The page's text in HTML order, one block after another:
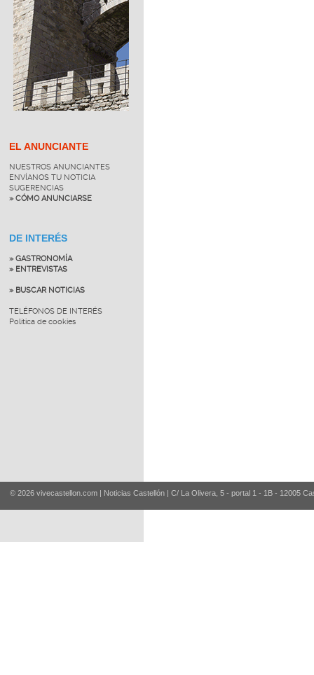
EL ANUNCIANTE
NUESTROS ANUNCIANTES
ENVÍANOS TU NOTICIA
SUGERENCIAS
» CÓMO ANUNCIARSE
DE INTERÉS
» GASTRONOMÍA
» ENTREVISTAS
» BUSCAR NOTICIAS
TELÉFONOS DE INTERÉS
Política de cookies
© 2026 vivecastellon.com | Noticias Castellón | C/ La Olivera, 5 - portal 1 - 1B - 12005